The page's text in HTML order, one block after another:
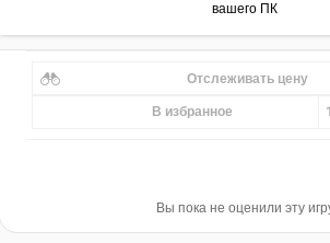
вашего ПК
Отслеживать цену
В избранное
Вы пока не оценили эту